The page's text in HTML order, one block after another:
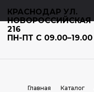
КРАСНОДАР УЛ.
НОВОРОССИЙСКАЯ
216
ПН-ПТ С 09.00–19.00
Главная Каталог